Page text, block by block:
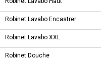
Robinet Lavabo Encastrer
Robinet Lavabo XXL
Robinet Douche